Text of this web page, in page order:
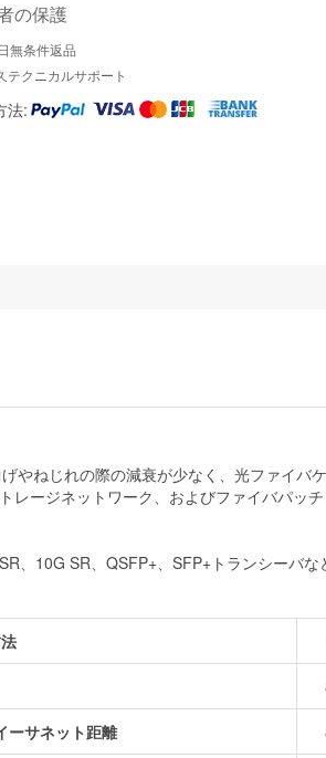
の保護
無条件返品
テクニカルサポート
法:
ねじれの際の減衰が少なく、光ファイバ
ージネットワーク、およびファイバパッ
10G SR、QSFP+、SFP+トランシーバな
ーサネット距離